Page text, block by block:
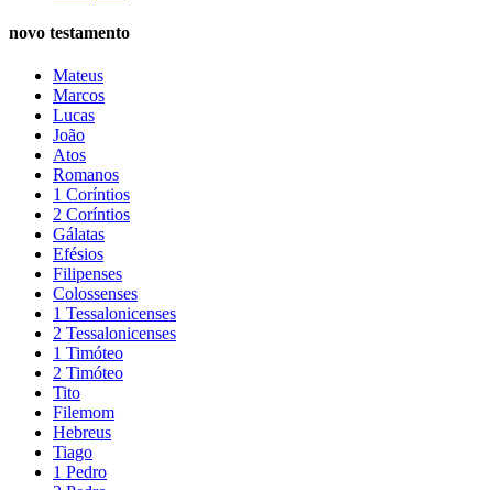
novo testamento
Mateus
Marcos
Lucas
João
Atos
Romanos
1 Coríntios
2 Coríntios
Gálatas
Efésios
Filipenses
Colossenses
1 Tessalonicenses
2 Tessalonicenses
1 Timóteo
2 Timóteo
Tito
Filemom
Hebreus
Tiago
1 Pedro